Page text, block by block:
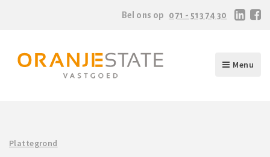
Bel ons op 071 - 513 74 30
Menu
Plattegrond